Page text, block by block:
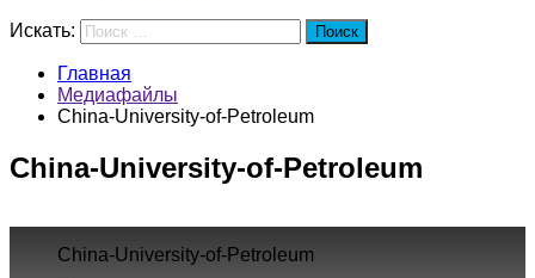
Искать: Поиск
Главная
Медиафайлы
China-University-of-Petroleum
China-University-of-Petroleum
China-University-of-Petroleum